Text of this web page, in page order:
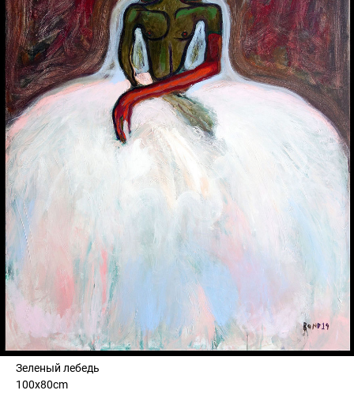
Зеленый лебедь
100x80cm